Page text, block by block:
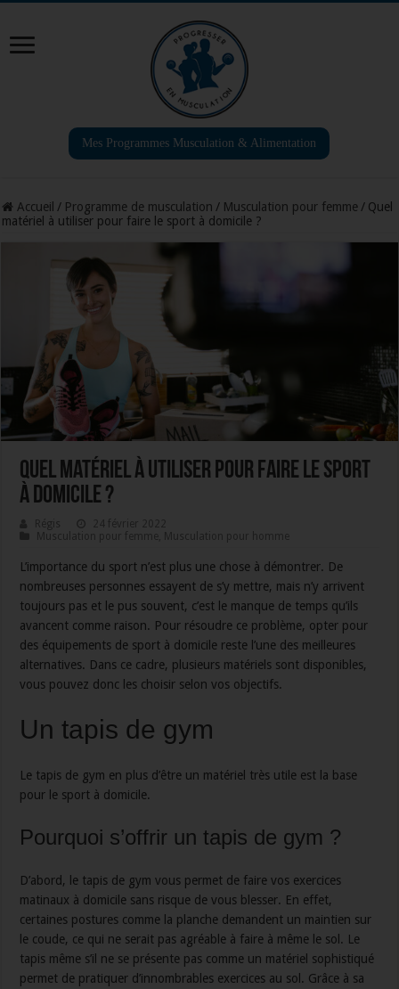
Mes Programmes Musculation & Alimentation
Accueil / Programme de musculation / Musculation pour femme / Quel
matériel à utiliser pour faire le sport à domicile ?
Quel matériel à utiliser pour faire le sport
à domicile ?
Régis
24 février 2022
Musculation pour femme
Musculation pour homme
L’importance du sport n’est plus une chose à démontrer. De
nombreuses personnes essayent de s’y mettre, mais n’y arrivent
toujours pas et le pus souvent, c’est le manque de temps qu’ils
avancent comme raison. Pour résoudre ce problème, opter pour
des équipements de sport à domicile reste l’une des meilleures
alternatives. Dans ce cadre, plusieurs matériels sont disponibles,
vous pouvez donc les choisir selon vos objectifs.
Un tapis de gym
Le tapis de gym en plus d’être un matériel très utile est la base
pour le sport à domicile.
Pourquoi s’offrir un tapis de gym ?
D’abord, le tapis de gym vous permet de faire vos exercices
matinaux à domicile sans risque de vous blesser. En effet,
certaines postures comme la planche demandent un maintien sur
le coude, ce qui ne serait pas agréable à faire à même le sol. Le
tapis même s’il ne se présente pas comme un matériel sophistiqué
permet de pratiquer d’innombrables exercices au sol. Grâce à sa